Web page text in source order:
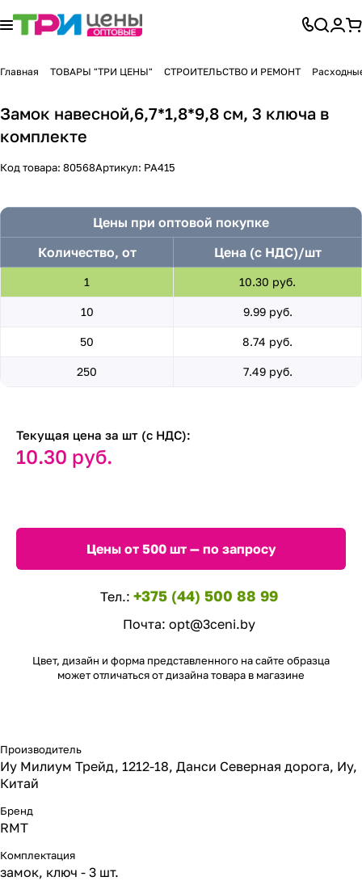
Главная ТОВАРЫ "ТРИ ЦЕНЫ" СТРОИТЕЛЬСТВО И РЕМОНТ
Замок навесной,6,7*1,8*9,8 см, 3 ключа в
комплекте
Код товара: 80568Артикул: PA415
Цены при оптовой покупке
Количество, от
Цена (с НДС)/шт
1 10.30 руб.
10 9.99 руб.
50 8.74 руб.
250 7.49 руб.
Текущая цена за шт (с НДС):
10.30 руб.
Цены от 500 шт — по запросу
Тел.: +375 (44) 500 88 99
Почта: opt@3ceni.by
Цвет, дизайн и форма представленного на сайте образца
может отличаться от дизайна товара в магазине
Производитель
Иу Милиум Трейд, 1212-18, Данси Северная дорога, Иу,
Китай
Бренд
RMT
Комплектация
замок, ключ - 3 шт.